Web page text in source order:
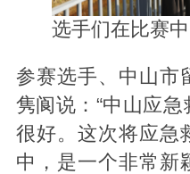
选手们在比赛
参赛选手、中山市
隽阆说：“中山应
很好。这次将应急
中，是一个非常新